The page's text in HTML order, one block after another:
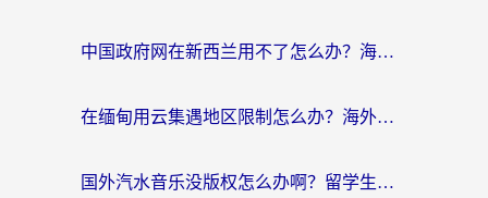
中国政府网在新西兰用不了怎么办？海外华人追剧看新闻的实用指南
在缅甸用云集遇地区限制怎么办？海外党亲测有效解决方案来了！
国外汽水音乐没版权怎么办啊？留学生亲测有效的回国加速攻略